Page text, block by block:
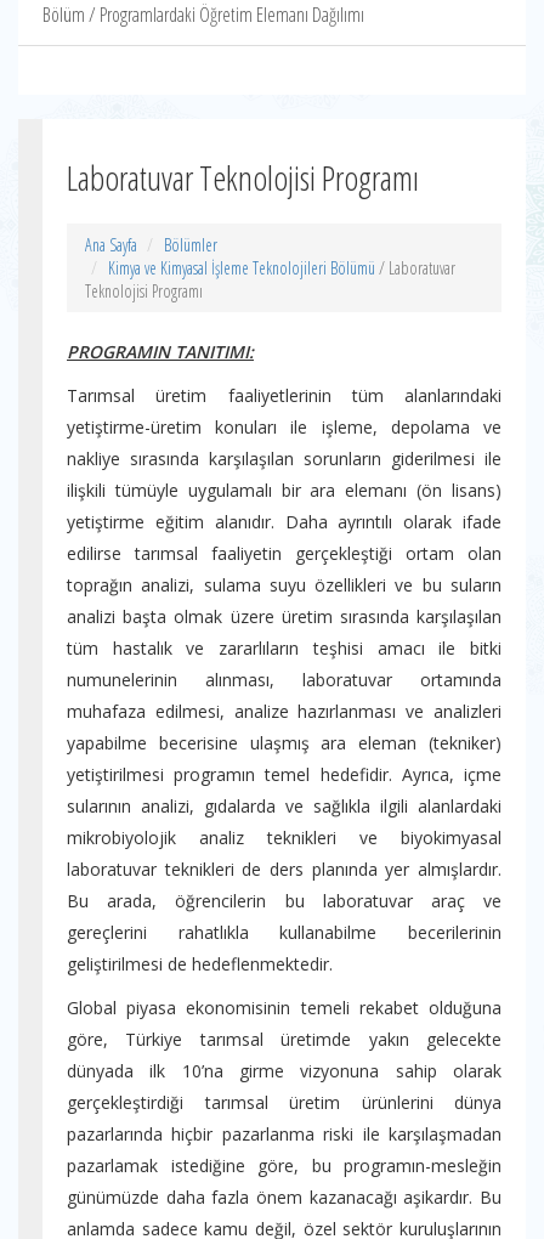
Bölüm / Programlardaki Öğretim Elemanı Dağılımı
Laboratuvar Teknolojisi Programı
Ana Sayfa
Bölümler
Kimya ve Kimyasal İşleme Teknolojileri Bölümü / Laboratuvar
Teknolojisi Programı
PROGRAMIN TANITIMI:
Tarımsal üretim faaliyetlerinin tüm alanlarındaki
yetiştirme-üretim konuları ile işleme, depolama ve
nakliye sırasında karşılaşılan sorunların giderilmesi ile
ilişkili tümüyle uygulamalı bir ara elemanı (ön lisans)
yetiştirme eğitim alanıdır. Daha ayrıntılı olarak ifade
edilirse tarımsal faaliyetin gerçekleştiği ortam olan
toprağın analizi, sulama suyu özellikleri ve bu suların
analizi başta olmak üzere üretim sırasında karşılaşılan
tüm hastalık ve zararlıların teşhisi amacı ile bitki
numunelerinin alınması, laboratuvar ortamında
muhafaza edilmesi, analize hazırlanması ve analizleri
yapabilme becerisine ulaşmış ara eleman (tekniker)
yetiştirilmesi programın temel hedefidir. Ayrıca, içme
sularının analizi, gıdalarda ve sağlıkla ilgili alanlardaki
mikrobiyolojik analiz teknikleri ve biyokimyasal
laboratuvar teknikleri de ders planında yer almışlardır.
Bu arada, öğrencilerin bu laboratuvar araç ve
gereçlerini rahatlıkla kullanabilme becerilerinin
geliştirilmesi de hedeflenmektedir.
Global piyasa ekonomisinin temeli rekabet olduğuna
göre, Türkiye tarımsal üretimde yakın gelecekte
dünyada ilk 10’na girme vizyonuna sahip olarak
gerçekleştirdiği tarımsal üretim ürünlerini dünya
pazarlarında hiçbir pazarlanma riski ile karşılaşmadan
pazarlamak istediğine göre, bu programın-mesleğin
günümüzde daha fazla önem kazanacağı aşikardır. Bu
anlamda sadece kamu değil, özel sektör kuruluşlarının